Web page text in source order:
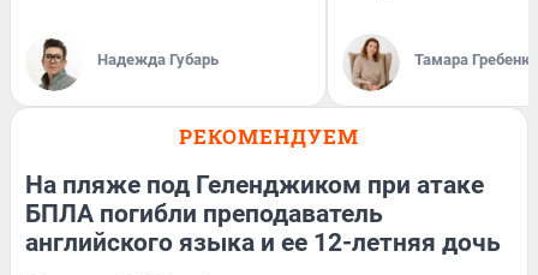
Надежда Губарь Тамара
РЕКОМЕНДУЕМ
На пляже под Геленджиком при атаке
БПЛА погибли преподаватель
английского языка и ее 12-летняя дочь